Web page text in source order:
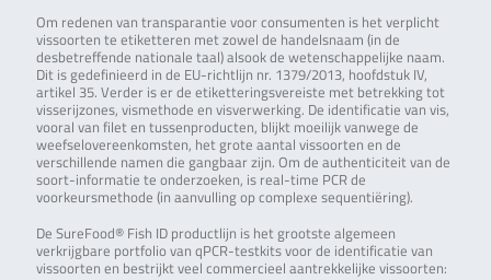
Om redenen van transparantie voor consumenten is het verplicht
vissoorten te etiketteren met zowel de handelsnaam (in de
desbetreffende nationale taal) alsook de wetenschappelijke naam.
Dit is gedefinieerd in de EU-richtlijn nr. 1379/2013, hoofdstuk IV,
artikel 35. Verder is er de etiketteringsvereiste met betrekking tot
visserijzones, vismethode en visverwerking. De identificatie van vis,
vooral van filet en tussenproducten, blijkt moeilijk vanwege de
weefselovereenkomsten, het grote aantal vissoorten en de
verschillende namen die gangbaar zijn. Om de authenticiteit van de
soort-informatie te onderzoeken, is real-time PCR de
voorkeursmethode (in aanvulling op complexe sequentiëring).
De SureFood® Fish ID productlijn is het grootste algemeen
verkrijgbare portfolio van qPCR-testkits voor de identificatie van
vissoorten en bestrijkt veel commercieel aantrekkelijke vissoorten: